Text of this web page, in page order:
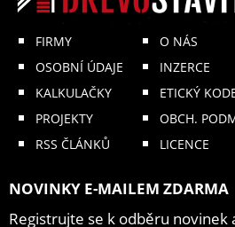
FIRMY
OSOBNÍ ÚDAJE
KALKULAČKY
PROJEKTY
RSS ČLÁNKŮ
O NÁS
INZERCE
ETICKÝ
OBCH.
LICENCE
NOVINKY E-MAILEM ZDARMA
Registrujte se k odběru novinek